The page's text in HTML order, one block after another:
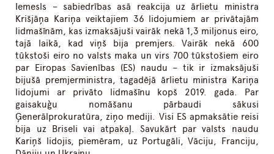
Iemesls – sabiedrības asā reakcija uz ārlietu ministra
Krišjāņa Kariņa veiktajiem 36 lidojumiem ar privātajām
lidmašīnām, kas izmaksājuši vairāk nekā 1,3 miljonus eiro,
tajā laikā, kad viņš bija premjers. Vairāk nekā 600
tūkstoši eiro no valsts maka un virs 700 tūkstošiem eiro
par Eiropas Savienības (ES) naudu – tik ir izmaksājuši
bijušā premjerministra, tagadējā ārlietu ministra Kariņa
lidojumi ar privāto lidmašīnu kopš 2019. gada. Par
gaisakuģu nomāšanu pārbaudi sākusi
Ģenerālprokuratūra, ziņo mediji. Visi ES apmaksātie reisi
bija uz Briseli vai atpakaļ. Savukārt par valsts naudu
Kariņš lidojis, piemēram, uz Portugāli, Vāciju, Franciju,